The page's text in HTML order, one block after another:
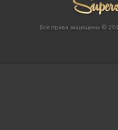
Все права защищены ©